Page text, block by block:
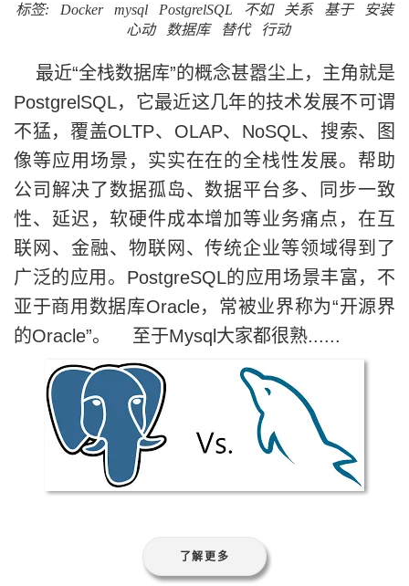
标签: Docker mysql PostgrelSQL 不如 关系 基于
安装
心动
数据库 替代 行动
最近“全栈数据库”的概念甚嚣尘上，主角就是
PostgrelSQL，它最近这几年的技术发展不可谓
不猛，覆盖OLTP、OLAP、NoSQL、搜索、图
像等应用场景，实实在在的全栈性发展。帮助
公司解决了数据孤岛、数据平台多、同步一致
性、延迟，软硬件成本增加等业务痛点，在互
联网、金融、物联网、传统企业等领域得到了
广泛的应用。PostgreSQL的应用场景丰富，不
亚于商用数据库Oracle，常被业界称为“开源界
的Oracle”。 至于Mysql大家都很熟......
了解更多